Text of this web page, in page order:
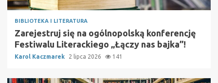
BIBLIOTEKA I LITERATURA
Zarejestruj się na ogólnopolską konferencję
Festiwalu Literackiego „Łączy nas bajka”!
Karol Kaczmarek 2 lipca 2026 141